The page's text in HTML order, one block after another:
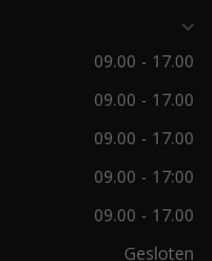
09.00 - 17.00
09.00 - 17.00
09.00 - 17.00
09.00 - 17:00
09.00 - 17.00
Gesloten